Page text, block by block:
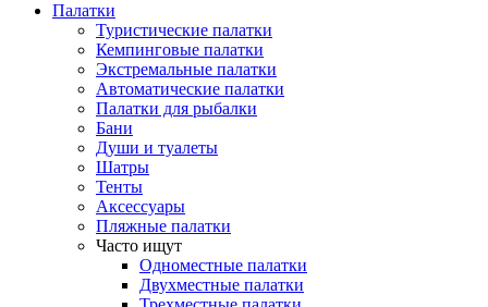
Палатки
Туристические палатки
Кемпинговые палатки
Экстремальные палатки
Автоматические палатки
Палатки для рыбалки
Бани
Души и туалеты
Шатры
Тенты
Аксессуары
Пляжные палатки
Часто ищут
Одноместные палатки
Двухместные палатки